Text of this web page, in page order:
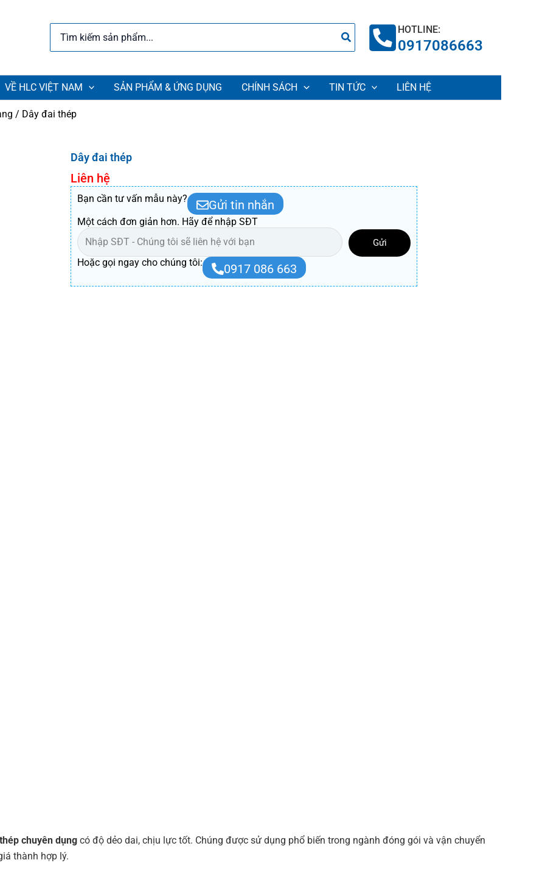
for:
HOTLINE:
0917086663
VỀ HLC VIỆT NAM SẢN PHẨM & ỨNG DỤNG CHÍNH SÁCH TIN TỨC LIÊN HỆ
/ Dây đai thép
Dây đai thép
Liên hệ
Bạn cần tư vấn mẫu này? Gửi tin nhắn
Một cách đơn giản hơn. Hãy để nhập SĐT
Gửi
Hoặc gọi ngay cho chúng tôi: 0917 086 663
thép chuyên dụng có độ dẻo dai, chịu lực tốt. Chúng được sử dụng phổ biến trong ngành đóng gói và vận chuyển
thành hợp lý.